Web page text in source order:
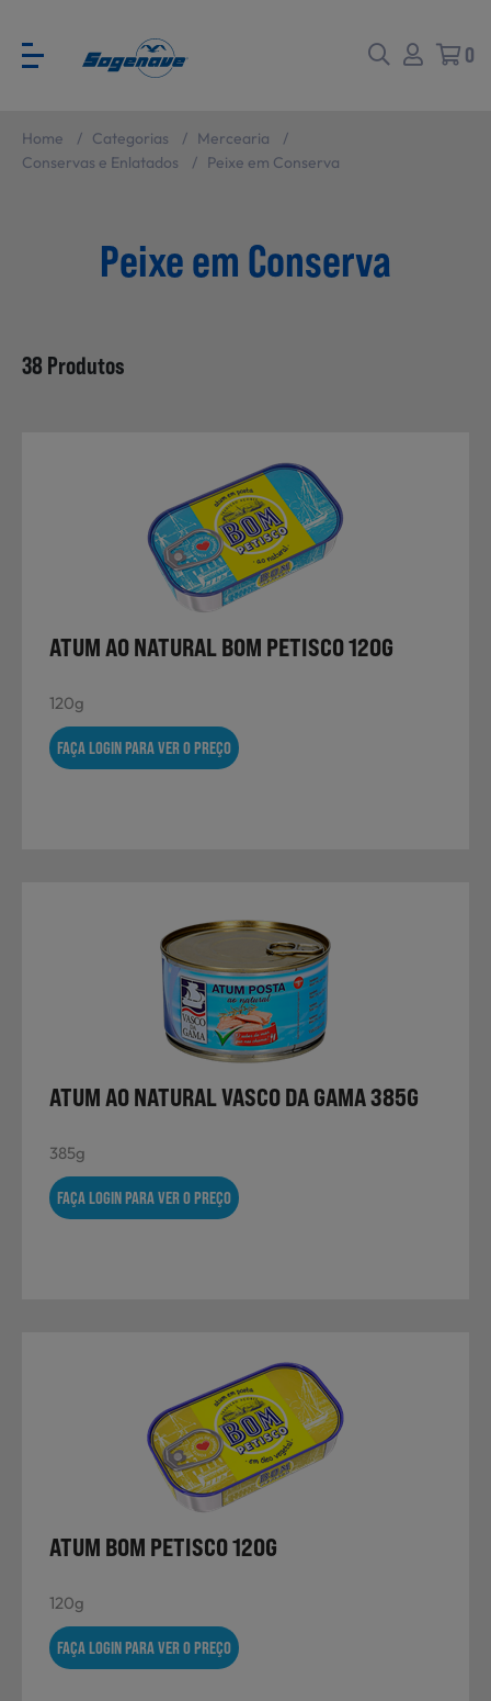
Voltar
Ver todas
Não Alimentares
Charcutaria e Enchidos
Laticínios, Ovos e Derivados
Mercearia
Padaria e Pastelaria
Bebidas e Garrafeira
Produtos Vegetarianos
Sobremesas
Ração para Animais
Voltar
CATÁLOGO PARA EVENTOS
0
Home / Categorias / Mercearia
/
Conservas e Enlatados
/ Peixe em Conserva
Peixe em Conserva
38 Produtos
ATUM AO NATURAL BOM PETISCO 120G
120g
FAÇA LOGIN PARA VER O PREÇO
ATUM AO NATURAL VASCO DA GAMA 385G
385g
FAÇA LOGIN PARA VER O PREÇO
ATUM BOM PETISCO 120G
120g
FAÇA LOGIN PARA VER O PREÇO